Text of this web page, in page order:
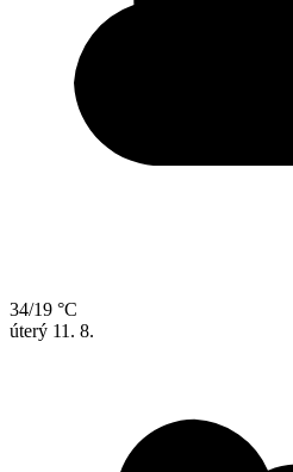
34/19 °C
úterý 11. 8.